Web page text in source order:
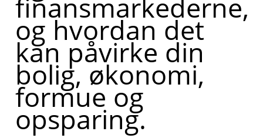
finansmarkederne,
og hvordan det
kan påvirke din
bolig, økonomi,
formue og
opsparing.